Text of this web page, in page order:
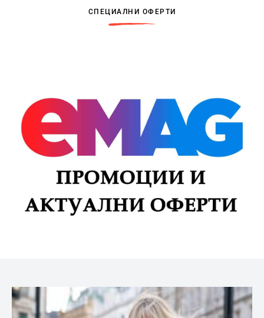
СПЕЦИАЛНИ ОФЕРТИ